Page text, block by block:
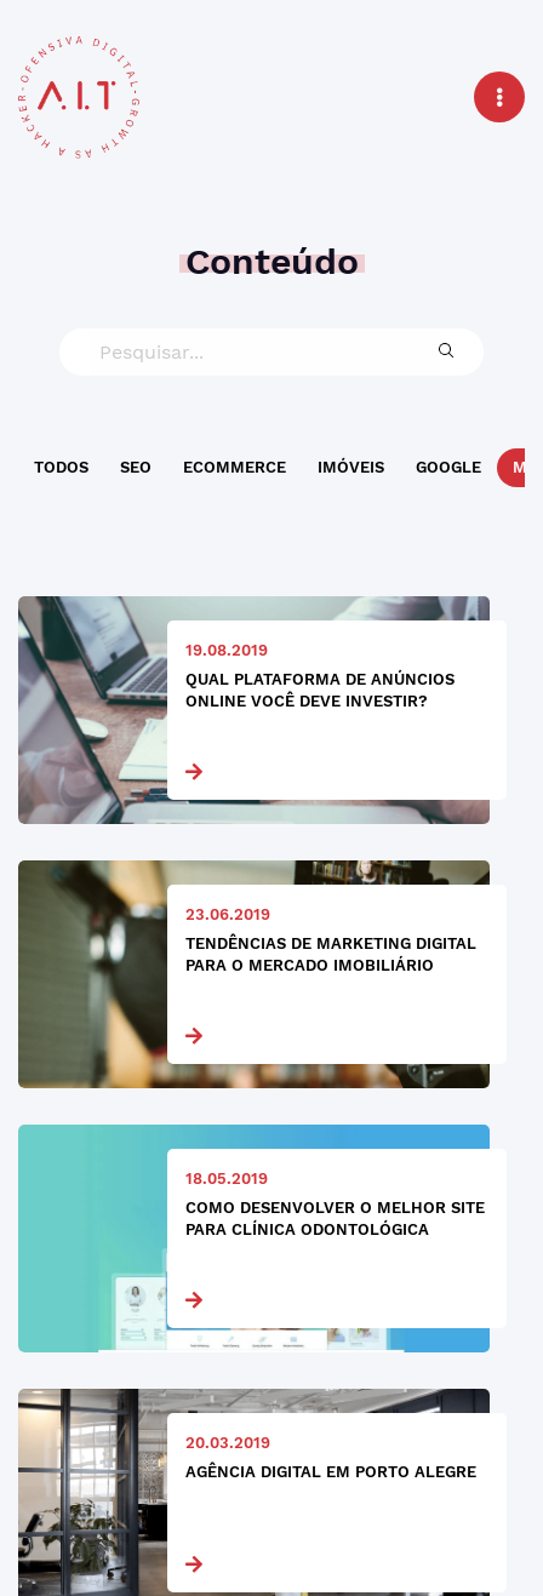
Conteúdo
TODOS SEO ECOMMERCE IMÓVEIS GOOGLE
19.08.2019
QUAL PLATAFORMA DE ANÚNCIOS
ONLINE VOCÊ DEVE INVESTIR?
23.06.2019
TENDÊNCIAS DE MARKETING DIGITAL
PARA O MERCADO IMOBILIÁRIO
18.05.2019
COMO DESENVOLVER O MELHOR SITE
PARA CLÍNICA ODONTOLÓGICA
20.03.2019
AGÊNCIA DIGITAL EM PORTO ALEGRE